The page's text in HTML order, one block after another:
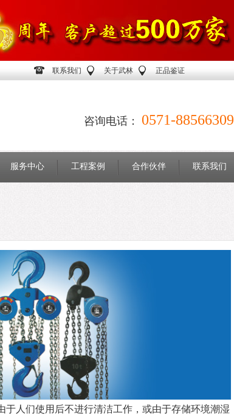
联系我们 关于武林 正品鉴证
咨询电话： 0571-88566309
服务中心 工程案例 合作伙伴 联系我们
于人们使用后不进行清洁工作，或由于存储环境潮湿